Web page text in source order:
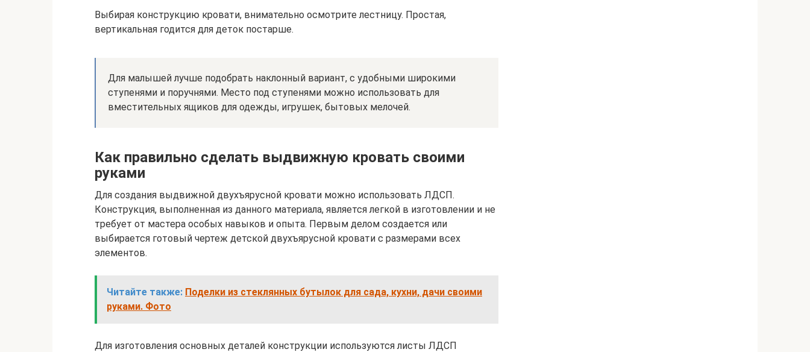
Выбирая конструкцию кровати, внимательно осмотрите лестницу. Простая,
вертикальная годится для деток постарше.
Для малышей лучше подобрать наклонный вариант, с удобными широкими
ступенями и поручнями. Место под ступенями можно использовать для
вместительных ящиков для одежды, игрушек, бытовых мелочей.
Как правильно сделать выдвижную кровать своими
руками
Для создания выдвижной двухъярусной кровати можно использовать ЛДСП.
Конструкция, выполненная из данного материала, является легкой в изготовлении и не
требует от мастера особых навыков и опыта. Первым делом создается или
выбирается готовый чертеж детской двухъярусной кровати с размерами всех
элементов.
Читайте также: Поделки из стеклянных бутылок для сада, кухни, дачи своими
руками. Фото
Для изготовления основных деталей конструкции используются листы ЛДСП